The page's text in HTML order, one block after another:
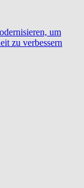
um
zu verbessern